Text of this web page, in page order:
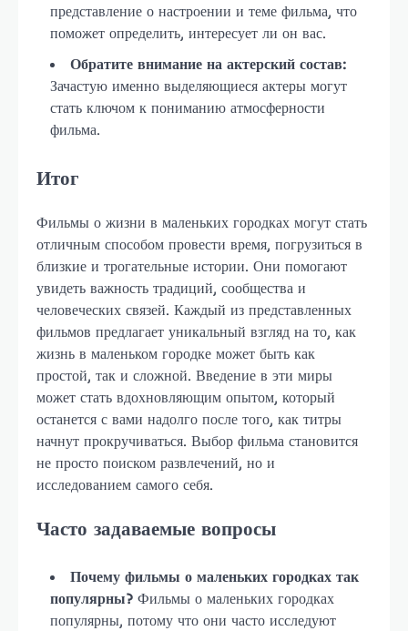
представление о настроении и теме фильма, что
поможет определить, интересует ли он вас.
Обратите внимание на актерский состав:
Зачастую именно выделяющиеся актеры могут
стать ключом к пониманию атмосферности
фильма.
Итог
Фильмы о жизни в маленьких городках могут стать
отличным способом провести время, погрузиться в
близкие и трогательные истории. Они помогают
увидеть важность традиций, сообщества и
человеческих связей. Каждый из представленных
фильмов предлагает уникальный взгляд на то, как
жизнь в маленьком городке может быть как
простой, так и сложной. Введение в эти миры
может стать вдохновляющим опытом, который
останется с вами надолго после того, как титры
начнут прокручиваться. Выбор фильма становится
не просто поиском развлечений, но и
исследованием самого себя.
Часто задаваемые вопросы
Почему фильмы о маленьких городках так
популярны? Фильмы о маленьких городках
популярны, потому что они часто исследуют